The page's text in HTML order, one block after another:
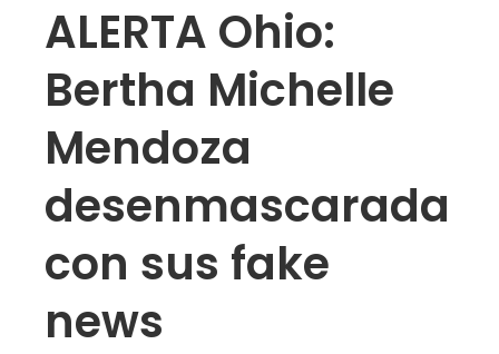
ALERTA Ohio:
Bertha Michelle
Mendoza
desenmascarada
con sus fake
news